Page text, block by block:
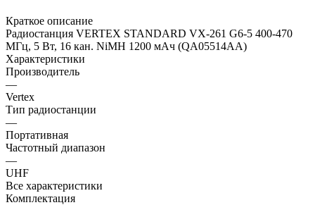
Краткое описание
Радиостанция VERTEX STANDARD VX-261 G6-5 400-470
МГц, 5 Вт, 16 кан. NiMH 1200 мАч (QA05514AA)
Характеристики
Производитель
—
Vertex
Тип радиостанции
—
Портативная
Частотный диапазон
—
UHF
Все характеристики
Комплектация